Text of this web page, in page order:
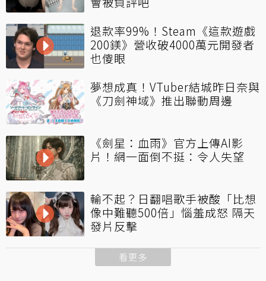
退款率99%！Steam《這款遊戲
200鎂》營收破4000萬元開發者
也傻眼
夢想成真！VTuber結城昨日奈與
《刀劍神域》推出聯動周邊
《劍星：血雨》官方上傳AI影
片！網一面倒不挺：令人失望
輸不起？日翻唱歌手被酸「比想
像中難聽500倍」惱羞成怒 隔天
發片反擊
看更多